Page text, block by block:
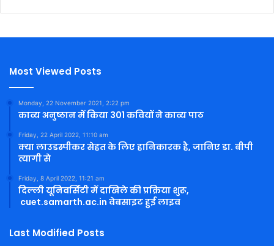
Most Viewed Posts
Monday, 22 November 2021, 2:22 pm
काव्य अनुष्ठान में किया 301 कवियों ने काव्य पाठ
Friday, 22 April 2022, 11:10 am
क्या लाउडस्पीकर सेहत के लिए हानिकारक है, जानिए डा. बीपी
त्यागी से
Friday, 8 April 2022, 11:21 am
दिल्ली यूनिवर्सिटी में दाखिले की प्रक्रिया शुरू,
cuet.samarth.ac.in वेबसाइट हुई लाइव
Last Modified Posts